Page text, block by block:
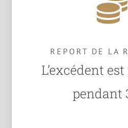
REPORT DE LA
L’excédent
pendant